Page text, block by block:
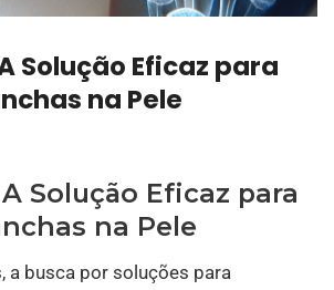
Solução Eficaz para
na Pele
Solução Eficaz para
na Pele
a busca por soluções para